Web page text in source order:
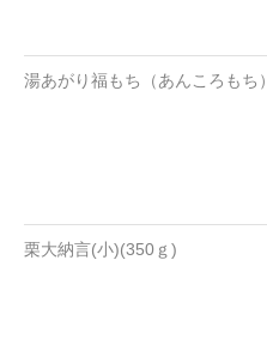
湯あがり福もち（あんころもち）
栗大納言(小)(350ｇ)